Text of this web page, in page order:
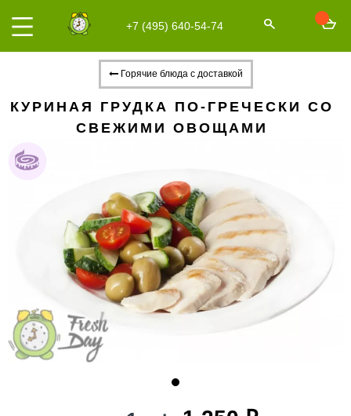
+7 (495) 640-54-74
Горячие блюда с доставкой
КУРИНАЯ ГРУДКА ПО-ГРЕЧЕСКИ СО
СВЕЖИМИ ОВОЩАМИ